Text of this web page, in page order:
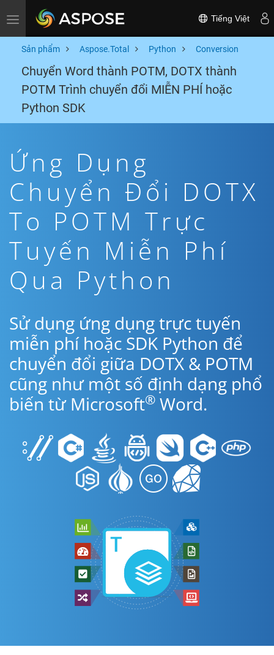
Toggle navigation Tiếng Việt
Sản phẩm Aspose.Total Python Conversion
Chuyển Word thành POTM, DOTX thành
POTM Trình chuyển đổi MIỄN PHÍ hoặc
Python SDK
Ứng Dụng
Chuyển Đổi DOTX
To POTM Trực
Tuyến Miễn Phí
Qua Python
Sử dụng ứng dụng trực tuyến
miễn phí hoặc SDK Python để
chuyển đổi giữa DOTX & POTM
cũng như một số định dạng phổ
biến từ Microsoft® Word.